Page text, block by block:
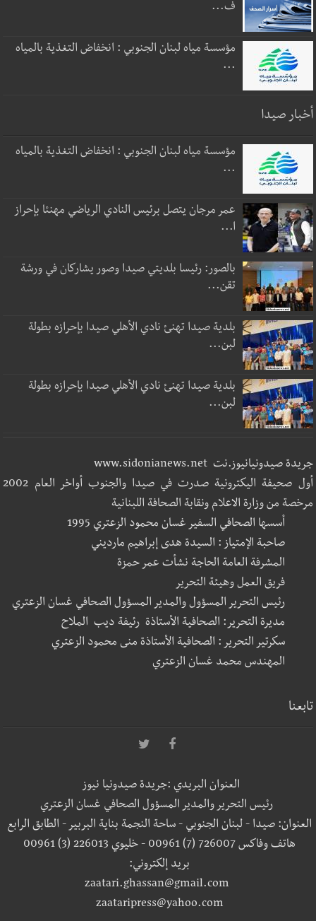
ف...
مؤسسة مياه لبنان الجنوبي : انخفاض التغذية بالمياه
...
أخبار صيدا
مؤسسة مياه لبنان الجنوبي : انخفاض التغذية بالمياه
...
عمر مرجان يتصل برئيس النادي الرياضي مهنئا بإحراز
ا...
بالصور: رئيسا بلديتي صيدا وصور يشاركان في ورشة
تقن...
بلدية صيدا تهنئ نادي الأهلي صيدا بإحرازه بطولة
لبن...
بلدية صيدا تهنئ نادي الأهلي صيدا بإحرازه بطولة
لبن...
جريدة صيدونيانيوز.نت www.sidonianews.net
أول صحيفة اليكترونية صدرت في صيدا والجنوب أواخر العام 2002
مرخصة من وزارة الاعلام ونقابة الصحافة اللبنانية
أسسها الصحافي السفير غسان محمود الزعتري 1995
صاحبة الإمتياز : السيدة هدى إبراهيم مارديني
المشرفة العامة الحاجة نشأت عمر حمزة
فريق العمل وهيئة التحرير
رئيس التحرير المسؤول والمدير المسؤول الصحافي غسان الزعتري
مديرة التحرير: الصحافية الأستاذة رئيفة ديب الملاح
سكرتير التحرير : الصحافية الأستاذة منى محمود الزعتري
المهندس محمد غسان الزعتري
تابعنا
العنوان البريدي :جريدة صيدونيا نيوز
رئيس التحرير والمدير المسؤول الصحافي غسان الزعتري
العنوان: صيدا - لبنان الجنوبي - ساحة النجمة بناية البربير - الطابق الرابع
هاتف وفاكس 726007 (7) 00961 - خليوي 226013 (3) 00961
بريد إلكتروني:
zaatari.ghassan@gmail.com
zaataripress@yahoo.com